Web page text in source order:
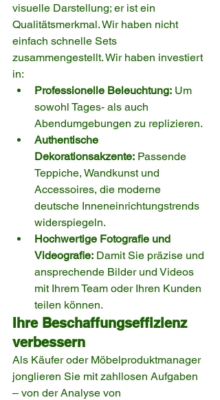
visuelle Darstellung; er ist ein
Qualitätsmerkmal. Wir haben nicht
einfach schnelle Sets
zusammengestellt. Wir haben investiert
in:
Professionelle Beleuchtung: Um
sowohl Tages- als auch
Abendumgebungen zu replizieren.
Authentische
Dekorationsakzente: Passende
Teppiche, Wandkunst und
Accessoires, die moderne
deutsche Inneneinrichtungstrends
widerspiegeln.
Hochwertige Fotografie und
Videografie: Damit Sie präzise und
ansprechende Bilder und Videos
mit Ihrem Team oder Ihren Kunden
teilen können.
Ihre Beschaffungseffizienz
verbessern
Als Käufer oder Möbelproduktmanager
jonglieren Sie mit zahllosen Aufgaben
– von der Analyse von